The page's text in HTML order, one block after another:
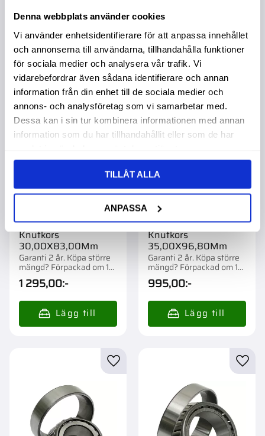
Denna webbplats använder cookies
Vi använder enhetsidentifierare för att anpassa innehållet
och annonserna till användarna, tillhandahålla funktioner
för sociala medier och analysera vår trafik. Vi
vidarebefordrar även sådana identifierare och annan
information från din enhet till de sociala medier och
annons- och analysföretag som vi samarbetar med.
Dessa kan i sin tur kombinera informationen med annan
information som du har tillhandahållit eller som de har
TILLÅT ALLA
ANPASSA
459,00:- 1 195,00
Knutkors
30,00X83,00Mm
Garanti 2 år. Köpa större
mängd? Förpackad om 1
st.
1 295,00:-
Lägg till i favoriter
Knutkors
35,00X96,80Mm
Garanti 2 år. Köpa större
mängd? Förpackad om 1
st.
995,00:-
Lägg till i favoriter